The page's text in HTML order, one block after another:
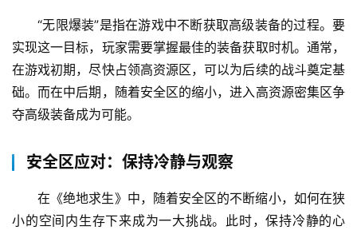
“无限爆装”是指在游戏中不断获取高级装备的过程。要
实现这一目标，玩家需要掌握最佳的装备获取时机。通常，
在游戏初期，尽快占领高资源区，可以为后续的战斗奠定基
础。而在中后期，随着安全区的缩小，进入高资源密集区争
夺高级装备成为可能。
安全区应对：保持冷静与观察
在《绝地求生》中，随着安全区的不断缩小，如何在狭
小的空间内生存下来成为一大挑战。此时，保持冷静的心